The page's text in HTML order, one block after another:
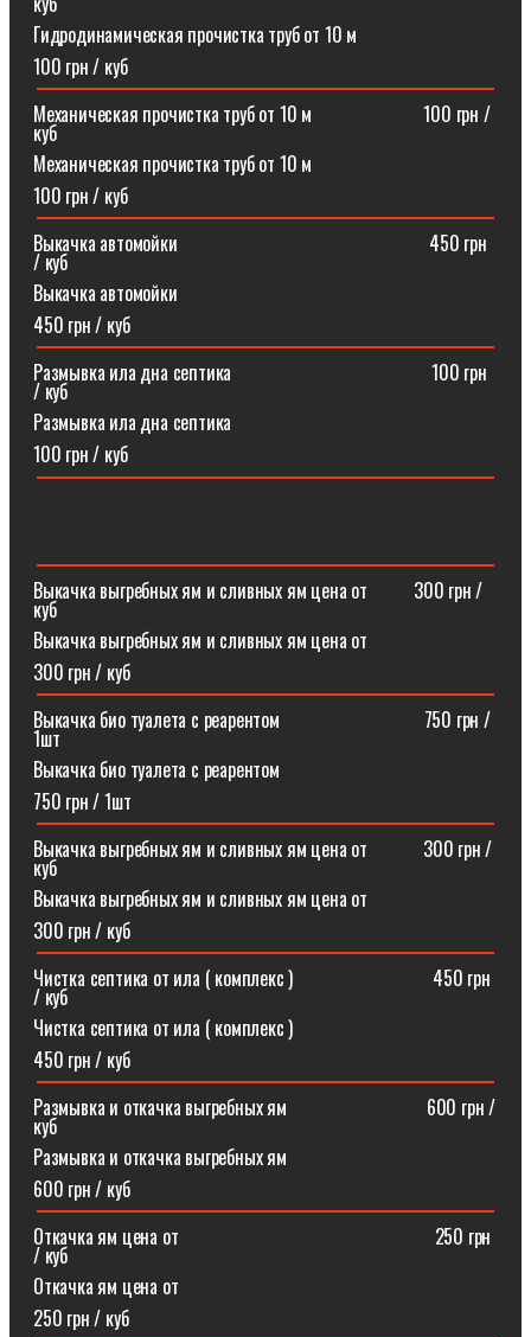
Гидродинамическая прочистка труб от 10 м
100 грн / куб
Механическая прочистка труб от 10 м⠀⠀⠀⠀⠀⠀⠀⠀100 грн /
куб
Механическая прочистка труб от 10 м
100 грн / куб
Выкачка автомойки⠀⠀⠀⠀⠀⠀⠀⠀⠀⠀⠀⠀⠀⠀⠀⠀⠀⠀450 грн
/ куб
Выкачка автомойки
450 грн / куб
Размывка ила дна септика ⠀⠀⠀⠀⠀⠀⠀⠀⠀⠀⠀⠀⠀⠀100 грн
/ куб
Размывка ила дна септика
100 грн / куб
Выкачка выгребных ям и сливных ям цена от ⠀⠀⠀300 грн /
куб
Выкачка выгребных ям и сливных ям цена от
300 грн / куб
Выкачка био туалета с реарентом ⠀⠀⠀⠀⠀⠀⠀⠀⠀⠀750 грн /
1шт
Выкачка био туалета с реарентом
750 грн / 1шт
Выкачка выгребных ям и сливных ям цена от⠀⠀⠀⠀300 грн /
куб
Выкачка выгребных ям и сливных ям цена от
300 грн / куб
Чистка септика от ила ( комплекс )⠀⠀⠀⠀⠀⠀⠀⠀⠀⠀450 грн
/ куб
Чистка септика от ила ( комплекс )
450 грн / куб
Размывка и откачка выгребных ям⠀⠀⠀⠀⠀⠀⠀⠀⠀⠀600 грн /
куб
Размывка и откачка выгребных ям
600 грн / куб
Откачка ям цена от ⠀⠀⠀⠀⠀⠀⠀⠀⠀⠀⠀⠀⠀⠀⠀⠀⠀⠀250 грн
/ куб
Откачка ям цена от
250 грн / куб